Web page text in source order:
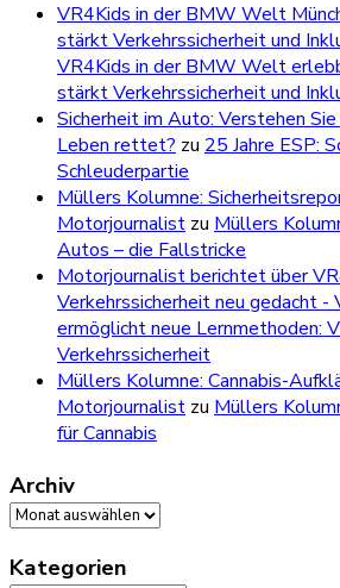
VR4Kids in der BMW Welt
stärkt Verkehrssicherheit und
VR4Kids in der BMW Welt
stärkt Verkehrssicherheit und
Sicherheit im Auto: Verstehen
Leben rettet? zu 25 Jahre ESP:
Schleuderpartie
Müllers Kolumne:
Motorjournalist zu Müllers
Autos – die Fallstricke
Motorjournalist berichtet über
Verkehrssicherheit neu gedacht -
ermöglicht neue Lernmethoden:
Verkehrssicherheit
Müllers Kolumne: Cannabis-
Motorjournalist zu Müllers
für Cannabis
Archiv
Archiv
Kategorien